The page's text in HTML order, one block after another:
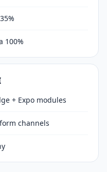
100%
+ Expo modules
channels